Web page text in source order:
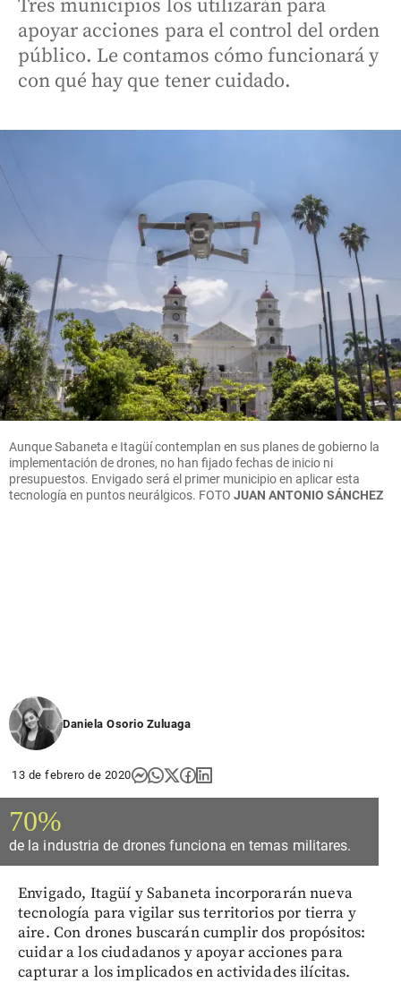
Tres municipios los utilizarán para
apoyar acciones para el control del orden
público. Le contamos cómo funcionará y
con qué hay que tener cuidado.
Aunque Sabaneta e Itagüí contemplan en sus planes de gobierno la
implementación de drones, no han fijado fechas de inicio ni
presupuestos. Envigado será el primer municipio en aplicar esta
tecnología en puntos neurálgicos. FOTO JUAN ANTONIO SÁNCHEZ
Daniela Osorio Zuluaga
13 de febrero de 2020
70%
de la industria de drones funciona en temas militares.
Envigado, Itagüí y Sabaneta incorporarán nueva
tecnología para vigilar sus territorios por tierra y
aire. Con drones buscarán cumplir dos propósitos:
cuidar a los ciudadanos y apoyar acciones para
capturar a los implicados en actividades ilícitas.